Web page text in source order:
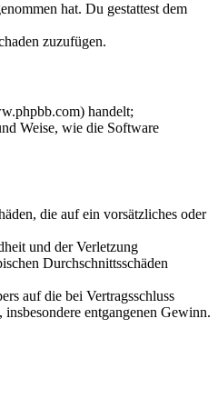
hat. Du gestattest dem
zuzufügen.
handelt;
Weise, wie die Software
die auf ein vorsätzliches oder
und der Verletzung
Durchschnittsschäden
auf die bei Vertragsschluss
entgangenen Gewinn.